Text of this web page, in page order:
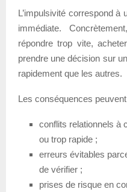
L’impulsivité correspond à
immédiate.
répondre trop vite,
prendre une décision sur
rapidement que les autres.
Les conséquences
conflits relationnels à
ou trop rapide ;
erreurs évitables
de vérifier ;
prises de risque en